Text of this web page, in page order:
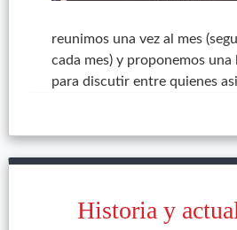
reunimos una vez al mes
cada mes) y proponemos
para discutir entre quienes
Historia y